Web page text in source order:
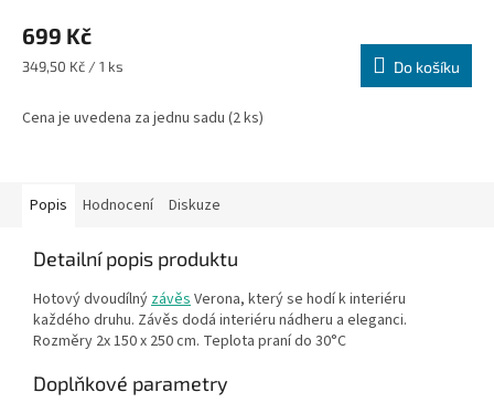
699 Kč
Měrná
349,50 Kč / 1 ks Do košíku
Cena je uvedena za jednu sadu (2 ks)
Popis Hodnocení Diskuze
Detailní popis produktu
Hotový dvoudílnýzávěsVerona, který se hodí k interiéru
každého druhu. Závěs dodá interiéru nádheru a eleganci.
Rozměry 2x 150 x 250 cm. Teplota praní do 30°C
Doplňkové parametry